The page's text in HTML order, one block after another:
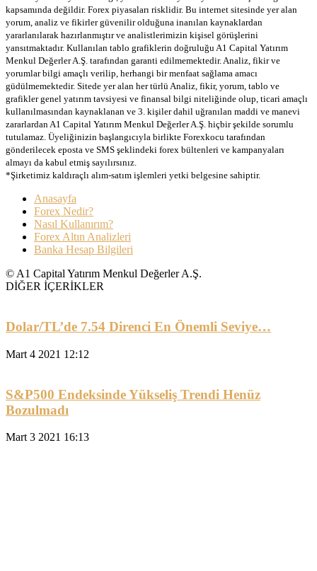
kapsamında değildir. Forex piyasaları risklidir. Bu internet sitesinde yer alan
yorum, analiz ve fikirler güvenilir olduğuna inanılan kaynaklardan
yararlanılarak hazırlanmıştır ve analistlerimizin kişisel görüşlerini
yansıtmaktadır. Kullanılan tablo grafiklerin doğruluğu A1 Capital Yatırım
Menkul Değerler A.Ş. tarafından garanti edilmemektedir. Analiz, fikir ve
yorumlar bilgi amaçlı verilip, herhangi bir menfaat sağlama amacı
güdülmemektedir. Sitede yer alan her türlü Analiz, fikir, yorum, tablo ve
grafikler genel yatırım tavsiyesi ve finansal bilgi niteliğinde olup, ticari amaçlı
kullanılmasından kaynaklanan ve 3. kişiler dahil uğranılan maddi ve manevi
zararlardan A1 Capital Yatırım Menkul Değerler A.Ş. hiçbir şekilde sorumlu
tutulamaz. Üyeliğinizin başlangıcıyla birlikte Forexkocu tarafından
gönderilecek eposta ve SMS şeklindeki forex bültenleri ve kampanyaları
almayı da kabul etmiş sayılırsınız.
*Şirketimiz kaldıraçlı alım-satım işlemleri yetki belgesine sahiptir.
Anasayfa
Forex Nedir?
Nasıl Kullanırım?
Forex Altın Analizleri
Banka Hesap Bilgileri
© A1 Capital Yatırım Menkul Değerler A.Ş.
DİĞER İÇERİKLER
Dolar/TL’de 7.54 Direnci En Önemli Seviye…
Mart 4 2021 12:12
S&P500 Endeksinde Yükseliş Trendi Henüz
Bozulmadı
Mart 3 2021 16:13